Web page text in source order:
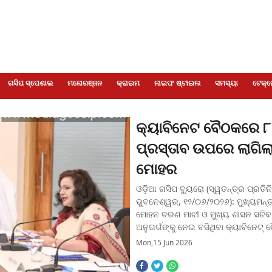
ଗସିପ ସ୍ପେଶାଲ ମନୋରଞ୍ଜନ କ୍ରାଇମ ଲାଇଫ ଷ୍ଟାଇଲ ସମସ୍ୟା
କ୍ୟାବିନେଟ ବୈଠକରେ ୮
ପ୍ରସ୍ତାବ ଉପରେ
ମୋହର
ଓଡ଼ିଆ ଗସିପ ବ୍ୟୁରୋ (ସ୍ୱତନ୍ତ୍ର
ଭୁବନେଶ୍ୱର, ୧୨/୦୬/୨୦୨୬):
ମୋହନ ଚରଣ ମାଝୀ ଓ ମୁଖ୍ୟ ଶାସନ ସଚିବ
ଅନୁଗର୍ଗଙ୍କୁ ନେଇ ବସିଥିବା କ୍ୟାବିନେଟ୍
ଆଜି ୮ଟି ପ୍ରସ୍ତାବ ଉପରେ ମୋହର ବାଜିଛି
Mon,15 Jun 2026